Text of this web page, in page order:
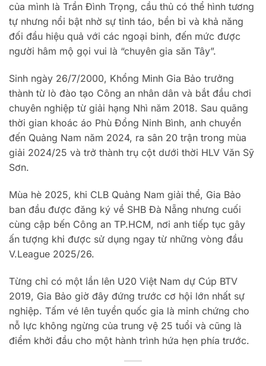
của mình là Trần Đình Trọng, cầu thủ có thể hình tương
tự nhưng nổi bật nhờ sự tỉnh táo, bền bỉ và khả năng
đối đầu hiệu quả với các ngoại binh, đến mức được
người hâm mộ gọi vui là “chuyên gia săn Tây”.
Sinh ngày 26/7/2000, Khổng Minh Gia Bảo trưởng
thành từ lò đào tạo Công an nhân dân và bắt đầu chơi
chuyên nghiệp từ giải hạng Nhì năm 2018. Sau quãng
thời gian khoác áo Phù Đổng Ninh Bình, anh chuyển
đến Quảng Nam năm 2024, ra sân 20 trận trong mùa
giải 2024/25 và trở thành trụ cột dưới thời HLV Văn Sỹ
Sơn.
Mùa hè 2025, khi CLB Quảng Nam giải thể, Gia Bảo
ban đầu được đăng ký về SHB Đà Nẵng nhưng cuối
cùng cập bến Công an TP.HCM, nơi anh tiếp tục gây
ấn tượng khi được sử dụng ngay từ những vòng đầu
V.League 2025/26.
Từng chỉ có một lần lên U20 Việt Nam dự Cúp BTV
2019, Gia Bảo giờ đây đứng trước cơ hội lớn nhất sự
nghiệp. Tấm vé lên tuyển quốc gia là minh chứng cho
nỗ lực không ngừng của trung vệ 25 tuổi và cũng là
điểm khởi đầu cho một hành trình hứa hẹn phía trước.